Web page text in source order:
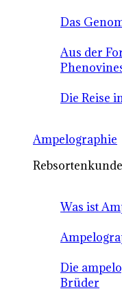
Das
Aus der
Die Reise
Ampelographie
Was ist
Die
Brüder